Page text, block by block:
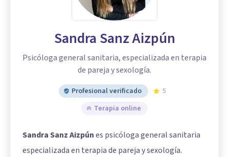
Sandra Sanz Aizpún
Psicóloga general sanitaria, especializada en terapia
de pareja y sexología.
Profesional verificado
5
Terapia online
Sandra Sanz Aizpúnes psicóloga general sanitaria
especializada en terapia de pareja y sexología.